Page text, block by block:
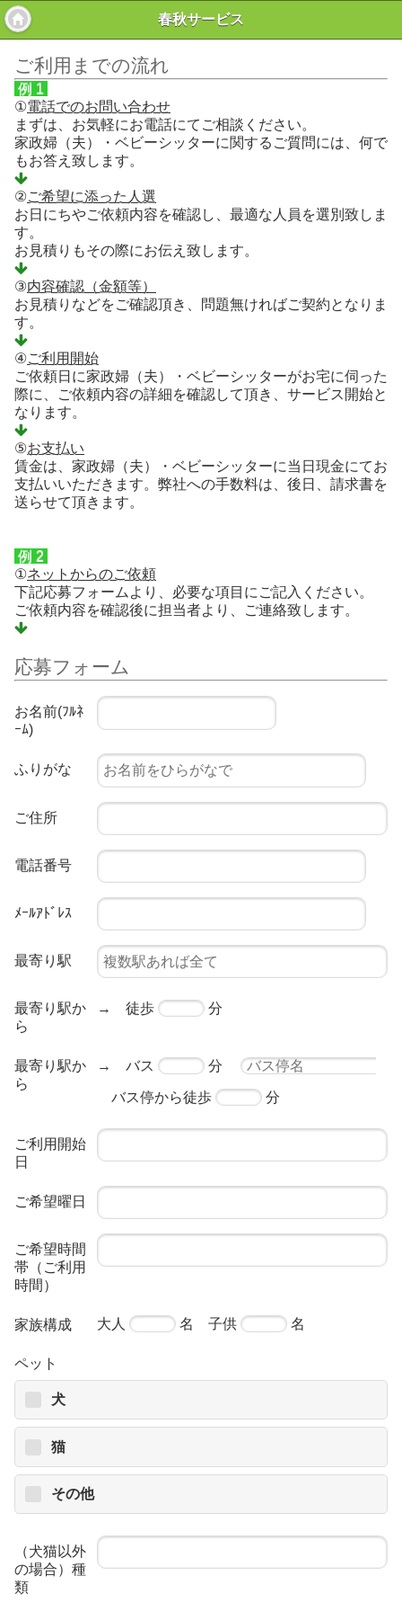
春秋サービス
ご利用までの流れ
例 1
①電話でのお問い合わせ
まずは、お気軽にお電話にてご相談ください。
家政婦（夫）・ベビーシッターに関するご質問には、何で
もお答え致します。
②ご希望に添った人選
お日にちやご依頼内容を確認し、最適な人員を選別致しま
す。
お見積りもその際にお伝え致します。
③内容確認（金額等）
お見積りなどをご確認頂き、問題無ければご契約となりま
す。
④ご利用開始
ご依頼日に家政婦（夫）・ベビーシッターがお宅に伺った
際に、ご依頼内容の詳細を確認して頂き、サービス開始と
なります。
⑤お支払い
賃金は、家政婦（夫）・ベビーシッターに当日現金にてお
支払いいただきます。弊社への手数料は、後日、請求書を
送らせて頂きます。
例 2
①ネットからのご依頼
下記応募フォームより、必要な項目にご記入ください。
ご依頼内容を確認後に担当者より、ご連絡致します。
応募フォーム
お名前(ﾌﾙﾈ
ｰﾑ)
ふりがな
ご住所
電話番号
ﾒｰﾙｱﾄﾞﾚｽ
最寄り駅
最寄り駅か
ら
→ 徒歩 分
最寄り駅か
ら
→ バス 分
バス停から徒歩 分
ご利用開始
日
ご希望曜日
ご希望時間
帯（ご利用
時間）
家族構成 大人 名 子供 名
ペット
犬
猫
その他
（犬猫以外
の場合）種
類